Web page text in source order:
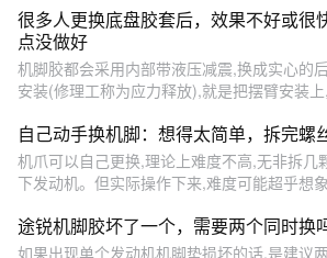
很多人更换底盘胶套后，效果不好或很
点没做好
机脚胶都会采用内部带液压减震,换成实心的
安装(修理工称为应力释放),就是把摆臂安装
自己动手换机脚：想得太简单，拆完螺
机爪可以自己更换,理论上难度不高,无非拆几
下发动机。但实际操作下来,难度可能超乎想
途锐机脚胶坏了一个，需要两个同时换
如果出现单个发动机机脚垫损坏的话,是建议